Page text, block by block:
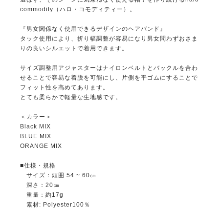
commodity（ハロ・コモディティー）。
『男女関係なく使用できるデザインのヘアバンド』
タック使用により、折り幅調整が容易になり男女問わずおさま
りの良いシルエットで着用できます。
サイズ調整用アジャスターはナイロンベルトとバックルを合わ
せることで容易な着脱を可能にし、片側を平ゴムにすることで
フィット性を高めてあります。
とても柔らかで軽量な生地感です。
＜カラー＞
Black MIX
BLUE MIX
ORANGE MIX
■仕様・規格
サイズ：頭囲 54 ~ 60㎝
深さ：20㎝
重量：約17g
素材: Polyester100％